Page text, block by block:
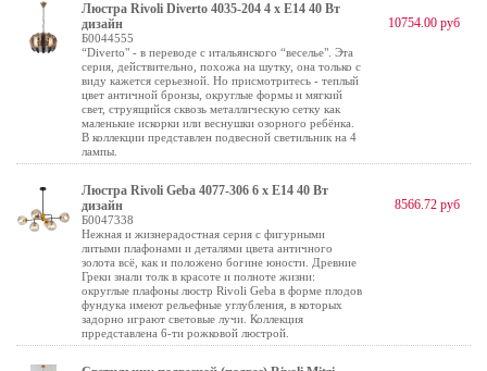
Люстра Rivoli Diverto 4035-204 4 х Е14 40 Вт
дизайн
Б0044555
“Diverto" - в переводе с итальянского “веселье". Эта
серия, действительно, похожа на шутку, она только с
виду кажется серьезной. Но присмотритесь - теплый
цвет античной бронзы, округлые формы и мягкий
свет, струящийся сквозь металлическую сетку как
маленькие искорки или веснушки озорного ребёнка.
В коллекции представлен подвесной светильник на 4
лампы.
10754.00 руб
Люстра Rivoli Geba 4077-306 6 х E14 40 Вт
дизайн
Б0047338
Нежная и жизнерадостная серия с фигурными
литыми плафонами и деталями цвета античного
золота всё, как и положено богине юности. Древние
Греки знали толк в красоте и полноте жизни:
округлые плафоны люстр Rivoli Geba в форме плодов
фундука имеют рельефные углубления, в которых
задорно играют световые лучи. Коллекция
прредставлена 6-ти рожковой люстрой.
8566.72 руб